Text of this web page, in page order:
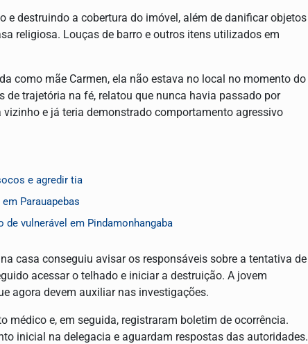
destruindo a cobertura do imóvel, além de danificar objetos
religiosa. Louças de barro e outros itens utilizados em
como mãe Carmen, ela não estava no local no momento do
trajetória na fé, relatou que nunca havia passado por
e já teria demonstrado comportamento agressivo
e agredir tia
Parauapebas
vulnerável em Pindamonhangaba
casa conseguiu avisar os responsáveis sobre a tentativa de
acessar o telhado e iniciar a destruição. A jovem
agora devem auxiliar nas investigações.
e, em seguida, registraram boletim de ocorrência.
inicial na delegacia e aguardam respostas das autoridades.